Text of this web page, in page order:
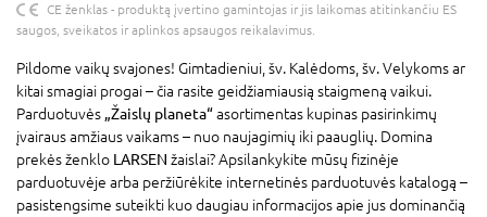
CE ženklas - produktą įvertino gamintojas ir jis laikomas atitinkančiu ES
saugos, sveikatos ir aplinkos apsaugos reikalavimus.
Pildome vaikų svajones! Gimtadieniui, šv. Kalėdoms, šv. Velykoms ar
kitai smagiai progai – čia rasite geidžiamiausią staigmeną vaikui.
Parduotuvės „Žaislų planeta“asortimentas kupinas pasirinkimų
įvairaus amžiaus vaikams – nuo naujagimių iki paauglių. Domina
prekės ženklo LARSEN žaislai? Apsilankykite mūsų fizinėje
parduotuvėje arba peržiūrėkite internetinės parduotuvės katalogą –
pasistengsime suteikti kuo daugiau informacijos apie jus dominančią